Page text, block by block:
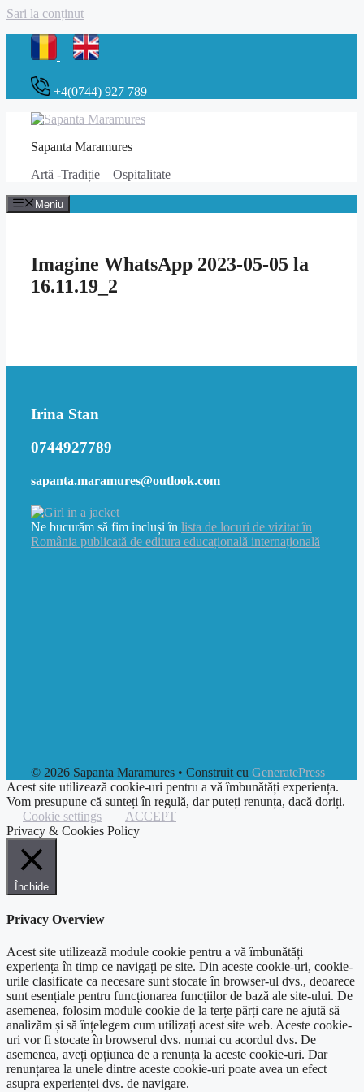
Sari la conținut
+4(0744) 927 789
Sapanta Maramures
Artă -Tradiție – Ospitalitate
Meniu
Imagine WhatsApp 2023-05-05 la
16.11.19_2
Irina Stan
0744927789
sapanta.maramures@outlook.com
Ne bucurăm să fim incluși în lista de locuri de vizitat în
România publicată de editura educațională internațională
© 2026 Sapanta Maramures • Construit cu GeneratePress
Acest site utilizează cookie-uri pentru a vă îmbunătăți experiența.
Vom presupune că sunteți în regulă, dar puteți renunța, dacă doriți.
Cookie settings
ACCEPT
Privacy & Cookies Policy
Închide
Privacy Overview
Acest site utilizează module cookie pentru a vă îmbunătăți
experiența în timp ce navigați pe site. Din aceste cookie-uri, cookie-
urile clasificate ca necesare sunt stocate în browser-ul dvs., deoarece
sunt esențiale pentru funcționarea funcțiilor de bază ale site-ului. De
asemenea, folosim module cookie de la terțe părți care ne ajută să
analizăm și să înțelegem cum utilizați acest site web. Aceste cookie-
uri vor fi stocate în browserul dvs. numai cu acordul dvs. De
asemenea, aveți opțiunea de a renunța la aceste cookie-uri. Dar
renunțarea la unele dintre aceste cookie-uri poate avea un efect
asupra experienței dvs. de navigare.